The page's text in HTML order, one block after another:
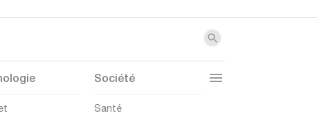
Société
Santé